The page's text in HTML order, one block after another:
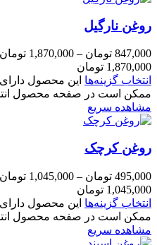
روغن نارگیل
847,000 تومان –
1,870,000 تومان
1,870,000 تومان
انتخاب گزینه‌ها این محصول
ممکن است در صفحه محصول
مشاهده سریع
روغن کرچک
495,000 تومان –
1,045,000 تومان
1,045,000 تومان
انتخاب گزینه‌ها این محصول
ممکن است در صفحه محصول
مشاهده سریع